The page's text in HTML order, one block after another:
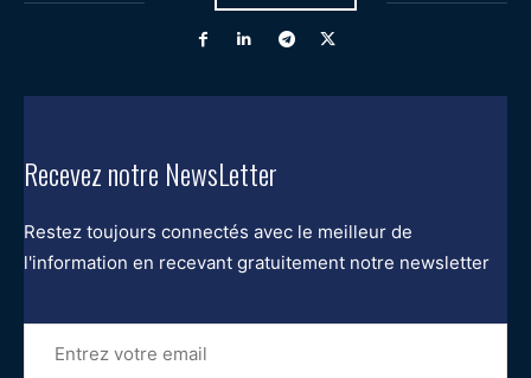
Recevez notre NewsLetter
Restez toujours connectés avec le meilleur de
l'information en recevant gratuitement notre newsletter
Entrez
votre
email